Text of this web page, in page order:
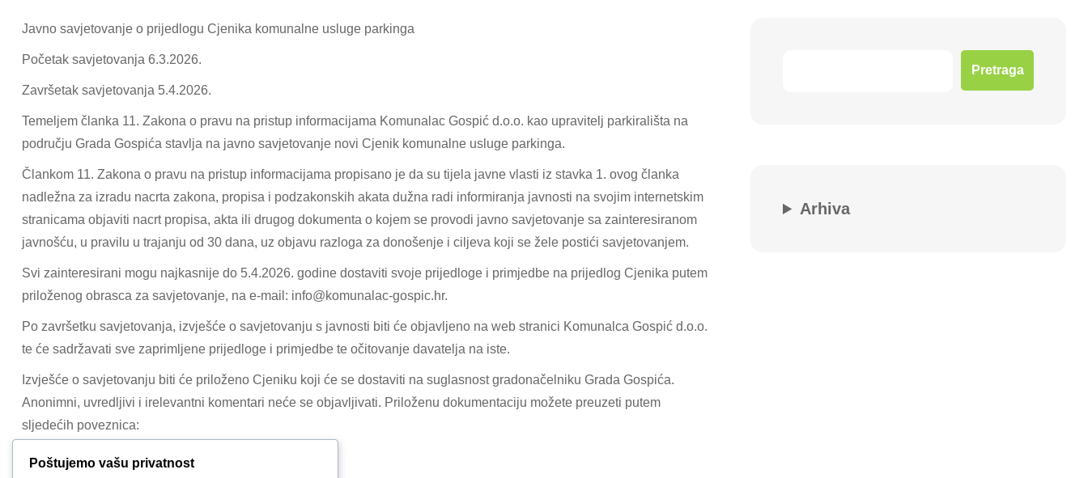
Javno savjetovanje o prijedlogu Cjenika komunalne usluge parkinga
Početak savjetovanja 6.3.2026.
Završetak savjetovanja 5.4.2026.
Temeljem članka 11. Zakona o pravu na pristup informacijama Komunalac Gospić d.o.o. kao upravitelj parkirališta na
području Grada Gospića stavlja na javno savjetovanje novi Cjenik komunalne usluge parkinga.
Člankom 11. Zakona o pravu na pristup informacijama propisano je da su tijela javne vlasti iz stavka 1. ovog članka
nadležna za izradu nacrta zakona, propisa i podzakonskih akata dužna radi informiranja javnosti na svojim internetskim
stranicama objaviti nacrt propisa, akta ili drugog dokumenta o kojem se provodi javno savjetovanje sa zainteresiranom
javnošću, u pravilu u trajanju od 30 dana, uz objavu razloga za donošenje i ciljeva koji se žele postići savjetovanjem.
Svi zainteresirani mogu najkasnije do 5.4.2026. godine dostaviti svoje prijedloge i primjedbe na prijedlog Cjenika putem
priloženog obrasca za savjetovanje, na e-mail: info@komunalac-gospic.hr.
Po završetku savjetovanja, izvješće o savjetovanju s javnosti biti će objavljeno na web stranici Komunalca Gospić d.o.o.
te će sadržavati sve zaprimljene prijedloge i primjedbe te očitovanje davatelja na iste.
Izvješće o savjetovanju biti će priloženo Cjeniku koji će se dostaviti na suglasnost gradonačelniku Grada Gospića.
Anonimni, uvredljivi i irelevantni komentari neće se objavljivati. Priloženu dokumentaciju možete preuzeti putem
sljedećih poveznica:
Prijedlog novog cjenika
Pretraga
Arhiva
Poštujemo vašu privatnost